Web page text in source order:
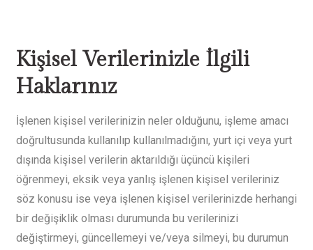
Kişisel Verilerinizle İlgili
Haklarınız
İşlenen kişisel verilerinizin neler olduğunu, işleme amacı
doğrultusunda kullanılıp kullanılmadığını, yurt içi veya yurt
dışında kişisel verilerin aktarıldığı üçüncü kişileri
öğrenmeyi, eksik veya yanlış işlenen kişisel verileriniz
söz konusu ise veya işlenen kişisel verilerinizde herhangi
bir değişiklik olması durumunda bu verilerinizi
değiştirmeyi, güncellemeyi ve/veya silmeyi, bu durumun